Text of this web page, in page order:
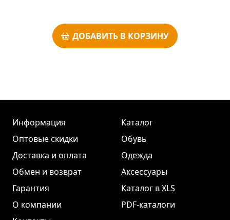
ДОБАВИТЬ В КОРЗИНУ
Информация
Оптовые скидки
Доставка и оплата
Обмен и возврат
Гарантия
О компании
Каталог
Обувь
Одежда
Аксессуары
Каталог в XLS
PDF-каталоги